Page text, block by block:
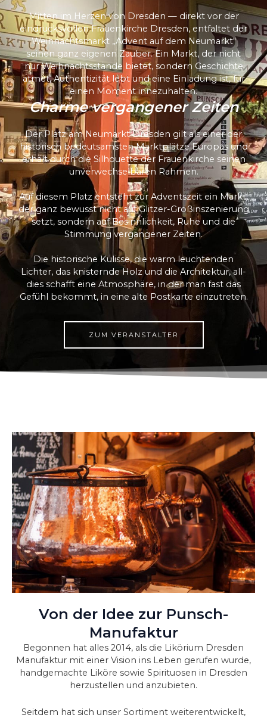
Mitten im Herzen von Dresden — direkt vor der
eindrucksvollen Frauenkirche Dresden, entfaltet der
Weihnachtsmarkt „Advent auf dem Neumarkt“
seinen ganz eigenen Zauber. Ein Markt, der nicht
nur Weihnachtsstände bietet, sondern Geschichte
atmet, Authentizität lebt und eine Einladung ist, für
einen Moment innezuhalten.
Charme vergangener Zeiten
Der Platz am Neumarkt Dresden gilt als einer der
historisch bedeutsamsten Marktplätze Europas und
erhält durch die Silhouette der Frauenkirche seinen
unverwechselbaren Rahmen.
Auf diesem Platz entsteht zur Adventszeit ein Markt,
der ganz bewusst nicht auf Glitzer-Großinszenierung
setzt, sondern auf Besinnlichkeit, Ruhe und die
Stimmung vergangener Zeiten.
Die historische Kulisse, die warm leuchtenden
Lichter, das knisternde Holz und die Architektur, all-
dies schafft eine Atmosphäre, in der man fast das
Gefühl bekommt, in eine alte Postkarte einzutreten.
ZUM VERANSTALTER
Von der Idee zur Punsch-
Manufaktur
Begonnen hat alles 2014, als die Likörium Dresden
Manufaktur mit einer Vision ins Leben gerufen wurde,
handgemachte Liköre sowie Spirituosen in Dresden
herzustellen und anzubieten.
Seitdem hat sich unser Sortiment weiterentwickelt,